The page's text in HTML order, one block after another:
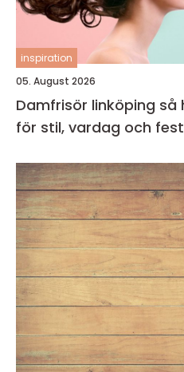
inspiration
05. August 2026
Damfrisör linköping så hittar du rätt salong
för stil, vardag och fest